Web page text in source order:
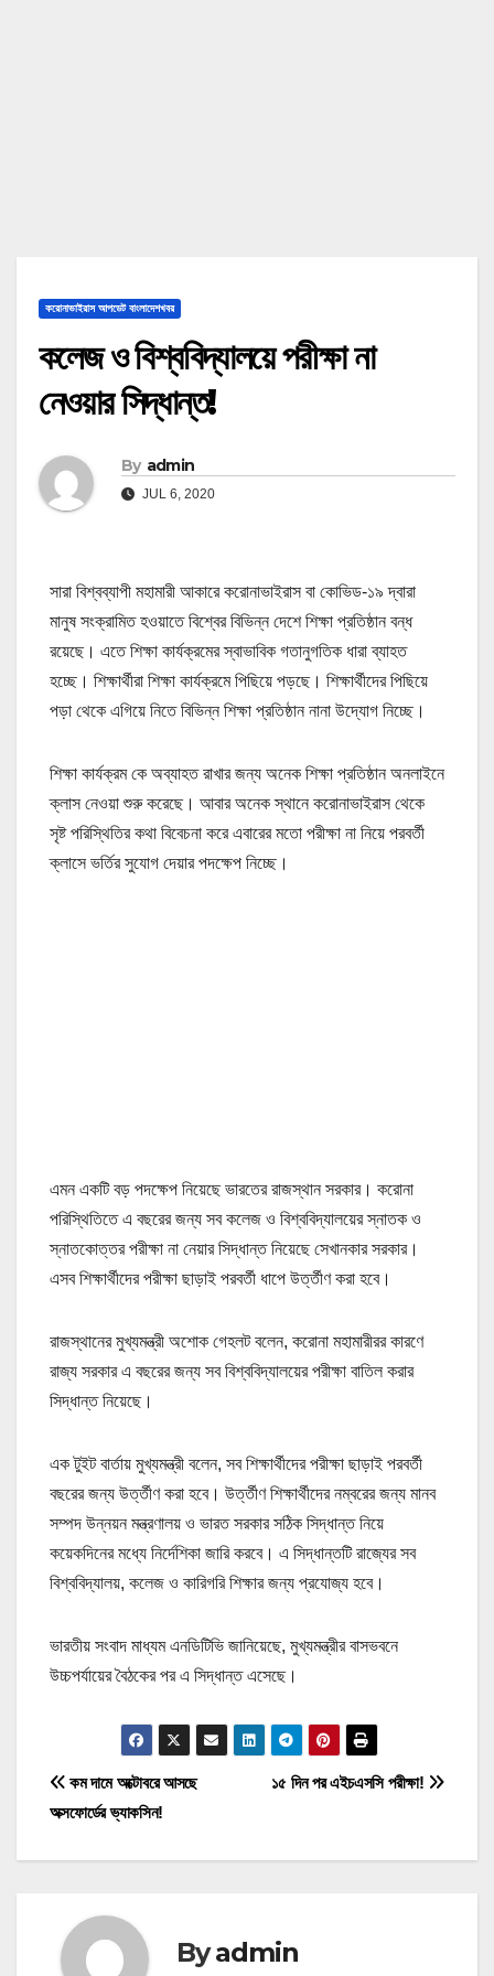
করোনাভাইরাস আপডেট বাংলাদেশখবর
কলেজ ও বিশ্ববিদ্যালয়ে পরীক্ষা না
নেওয়ার সিদ্ধান্ত!
By admin
JUL 6, 2020
সারা বিশ্বব্যাপী মহামারী আকারে করোনাভাইরাস বা কোভিড-১৯ দ্বারা
মানুষ সংক্রামিত হওয়াতে বিশ্বের বিভিন্ন দেশে শিক্ষা প্রতিষ্ঠান বন্ধ
রয়েছে। এতে শিক্ষা কার্যক্রমের স্বাভাবিক গতানুগতিক ধারা ব্যাহত
হচ্ছে। শিক্ষার্থীরা শিক্ষা কার্যক্রমে পিছিয়ে পড়ছে। শিক্ষার্থীদের পিছিয়ে
পড়া থেকে এগিয়ে নিতে বিভিন্ন শিক্ষা প্রতিষ্ঠান নানা উদ্যোগ নিচ্ছে।
শিক্ষা কার্যক্রম কে অব্যাহত রাখার জন্য অনেক শিক্ষা প্রতিষ্ঠান অনলাইনে
ক্লাস নেওয়া শুরু করেছে। আবার অনেক স্থানে করোনাভাইরাস থেকে
সৃষ্ট পরিস্থিতির কথা বিবেচনা করে এবারের মতো পরীক্ষা না নিয়ে পরবর্তী
ক্লাসে ভর্তির সুযোগ দেয়ার পদক্ষেপ নিচ্ছে।
এমন একটি বড় পদক্ষেপ নিয়েছে ভারতের রাজস্থান সরকার। করোনা
পরিস্থিতিতে এ বছরের জন্য সব কলেজ ও বিশ্ববিদ্যালয়ের স্নাতক ও
স্নাতকোত্তর পরীক্ষা না নেয়ার সিদ্ধান্ত নিয়েছে সেখানকার সরকার।
এসব শিক্ষার্থীদের পরীক্ষা ছাড়াই পরবর্তী ধাপে উর্ত্তীণ করা হবে।
রাজস্থানের মুখ্যমন্ত্রী অশোক গেহলট বলেন, করোনা মহামারীরর কারণে
রাজ্য সরকার এ বছরের জন্য সব বিশ্ববিদ্যালয়ের পরীক্ষা বাতিল করার
সিদ্ধান্ত নিয়েছে।
এক টুইট বার্তায় মুখ্যমন্ত্রী বলেন, সব শিক্ষার্থীদের পরীক্ষা ছাড়াই পরবর্তী
বছরের জন্য উর্ত্তীণ করা হবে। উর্ত্তীণ শিক্ষার্থীদের নম্বরের জন্য মানব
সম্পদ উন্নয়ন মন্ত্রণালয় ও ভারত সরকার সঠিক সিদ্ধান্ত নিয়ে
কয়েকদিনের মধ্যে নির্দেশিকা জারি করবে। এ সিদ্ধান্তটি রাজ্যের সব
বিশ্ববিদ্যালয়, কলেজ ও কারিগরি শিক্ষার জন্য প্রযোজ্য হবে।
ভারতীয় সংবাদ মাধ্যম এনডিটিভি জানিয়েছে, মুখ্যমন্ত্রীর বাসভবনে
উচ্চপর্যায়ের বৈঠকের পর এ সিদ্ধান্ত এসেছে।
P
১৫ দিন পর এইচএসসি পরীক্ষা!
কম দামে অক্টোবরে আসছে
অক্সফোর্ডের ভ্যাকসিন!
Byadmin